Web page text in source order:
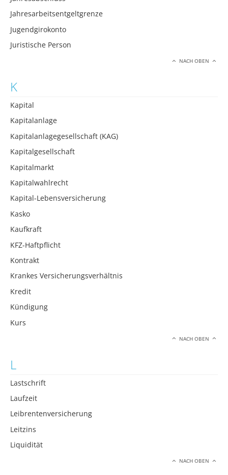
Jahresarbeitsentgeltgrenze
Jugendgirokonto
Juristische Person
NACH OBEN
K
Kapital
Kapitalanlage
Kapitalanlagegesellschaft (KAG)
Kapitalgesellschaft
Kapitalmarkt
Kapitalwahlrecht
Kapital-Lebensversicherung
Kasko
Kaufkraft
KFZ-Haftpflicht
Kontrakt
Krankes Versicherungsverhältnis
Kredit
Kündigung
Kurs
NACH OBEN
L
Lastschrift
Laufzeit
Leibrentenversicherung
Leitzins
Liquidität
NACH OBEN